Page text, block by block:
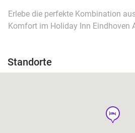
Erlebe die perfekte Kombination
Komfort im Holiday Inn Eindhoven
Standorte
hotel